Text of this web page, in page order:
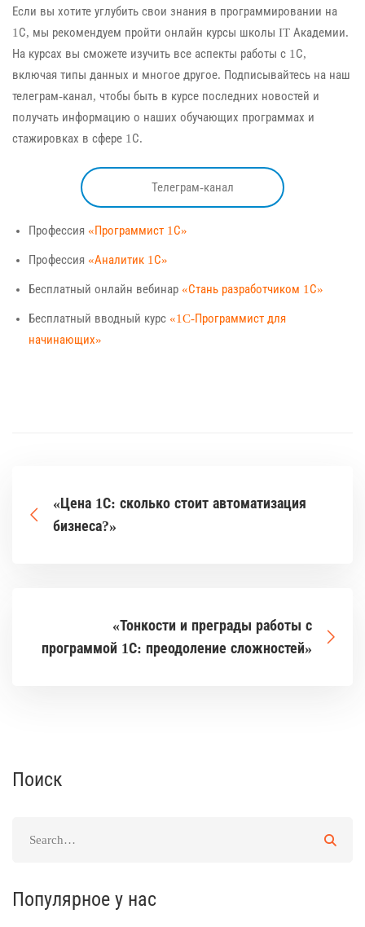
Если вы хотите углубить свои знания в программировании на
1С, мы рекомендуем пройти онлайн курсы школы IT Академии.
На курсах вы сможете изучить все аспекты работы с 1С,
включая типы данных и многое другое. Подписывайтесь на наш
телеграм-канал, чтобы быть в курсе последних новостей и
получать информацию о наших обучающих программах и
стажировках в сфере 1С.
Телеграм-канал
Профессия «Программист 1С»
Профессия «Аналитик 1С»
Бесплатный онлайн вебинар «Стань разработчиком 1С»
Бесплатный вводный курс «1C-Программист для
начинающих»
«Цена 1С: сколько стоит автоматизация
бизнеса?»
«Тонкости и преграды работы с
программой 1С: преодоление сложностей»
Поиск
Популярное у нас